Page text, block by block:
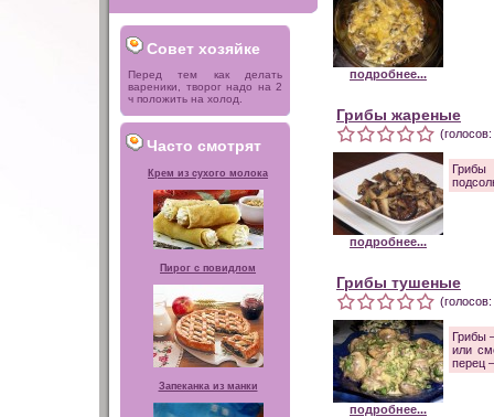
Совет хозяйке
Перед тем как делать
вареники, творог надо на 2
ч положить на холод.
Часто смотрят
Крем из сухого молока
Пирог с повидлом
Запеканка из манки
подробнее...
Грибы жареные
подробнее...
Грибы тушеные
подробнее...
Грибы
или
перец